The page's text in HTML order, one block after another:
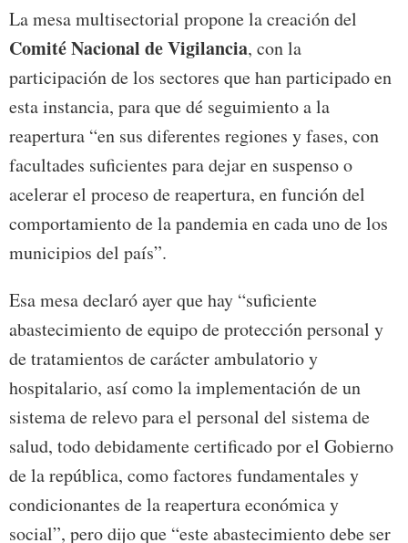
La mesa multisectorial propone la creación del
Comité Nacional de Vigilancia, con la
participación de los sectores que han participado en
esta instancia, para que dé seguimiento a la
reapertura “en sus diferentes regiones y fases, con
facultades suficientes para dejar en suspenso o
acelerar el proceso de reapertura, en función del
comportamiento de la pandemia en cada uno de los
municipios del país”.
Esa mesa declaró ayer que hay “suficiente
abastecimiento de equipo de protección personal y
de tratamientos de carácter ambulatorio y
hospitalario, así como la implementación de un
sistema de relevo para el personal del sistema de
salud, todo debidamente certificado por el Gobierno
de la república, como factores fundamentales y
condicionantes de la reapertura económica y
social”, pero dijo que “este abastecimiento debe ser